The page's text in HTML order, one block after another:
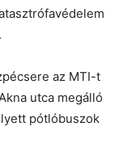
az MTI-t
utca megálló
pótlóbuszok